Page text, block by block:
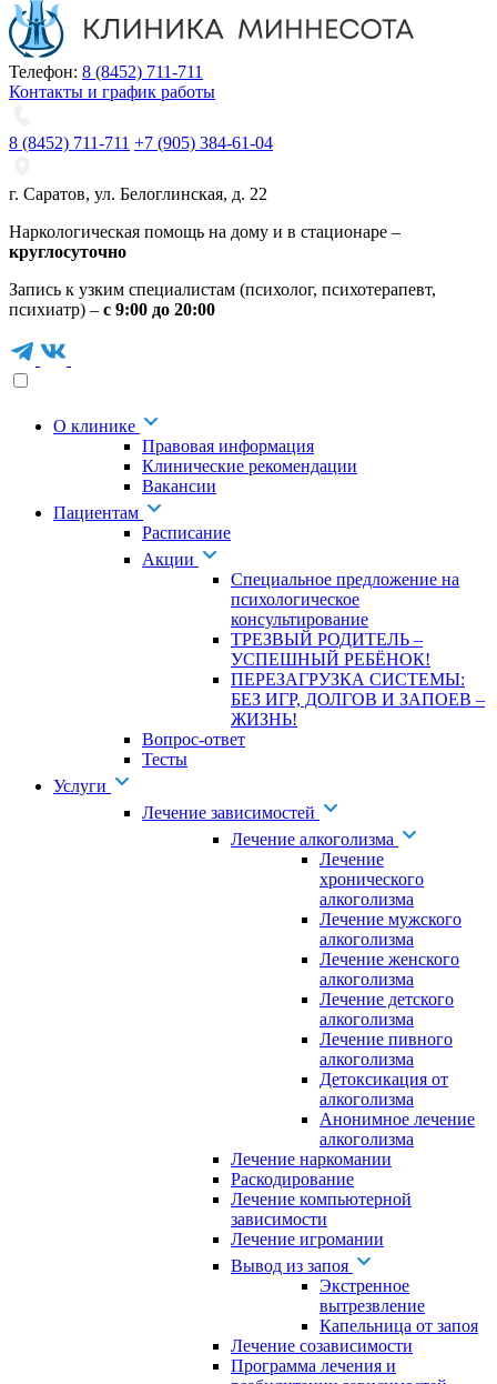
Телефон: 8 (8452) 711-711
Контакты и график работы
8 (8452) 711-711 +7 (905) 384-61-04
г. Саратов, ул. Белоглинская, д. 22
Наркологическая помощь на дому и в стационаре –
круглосуточно
Запись к узким специалистам (психолог, психотерапевт,
психиатр) – с 9:00 до 20:00
О клинике
Правовая информация
Клинические рекомендации
Вакансии
Пациентам
Расписание
Акции
Специальное предложение на
психологическое
консультирование
ТРЕЗВЫЙ РОДИТЕЛЬ –
УСПЕШНЫЙ РЕБЁНОК!
ПЕРЕЗАГРУЗКА СИСТЕМЫ:
БЕЗ ИГР, ДОЛГОВ И ЗАПОЕВ –
ЖИЗНЬ!
Вопрос-ответ
Тесты
Услуги
Лечение зависимостей
Лечение алкоголизма
Лечение
хронического
алкоголизма
Лечение мужского
алкоголизма
Лечение женского
алкоголизма
Лечение детского
алкоголизма
Лечение пивного
алкоголизма
Детоксикация от
алкоголизма
Анонимное лечение
алкоголизма
Лечение наркомании
Раскодирование
Лечение компьютерной
зависимости
Лечение игромании
Вывод из запоя
Экстренное
вытрезвление
Капельница от запоя
Лечение созависимости
Программа лечения и